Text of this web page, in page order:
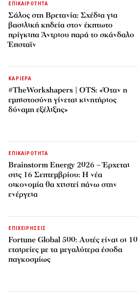
ΕΠΙΚΑΙΡΟΤΗΤΑ
Σάλος στη Βρετανία: Σχέδια για
βασιλική κηδεία στον έκπτωτο
πρίγκιπα Άντριου παρά το σκάνδαλο
Έπσταϊν
ΚΑΡΙΕΡΑ
#TheWorkshapers | OTS: «Όταν η
εμπιστοσύνη γίνεται κινητήριος
δύναμη εξέλιξης»
ΕΠΙΚΑΙΡΟΤΗΤΑ
Brainstorm Energy 2026 – Έρχεται
στις 16 Σεπτεμβρίου: Η νέα
οικονομία θα χτιστεί πάνω στην
ενέργεια
ΕΠΙΧΕΙΡΗΣΕΙΣ
Fortune Global 500: Αυτές είναι οι 10
εταιρείες με τα μεγαλύτερα έσοδα
παγκοσμίως